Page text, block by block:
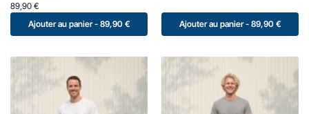
89,90 €
Ajouter au panier - 89,90 €
Ajouter au panier - 89,90 €